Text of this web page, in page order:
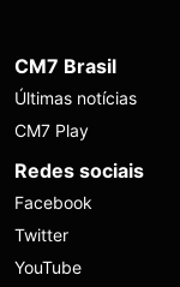
CM7 Brasil
Últimas notícias
CM7 Play
Redes sociais
Facebook
Twitter
YouTube